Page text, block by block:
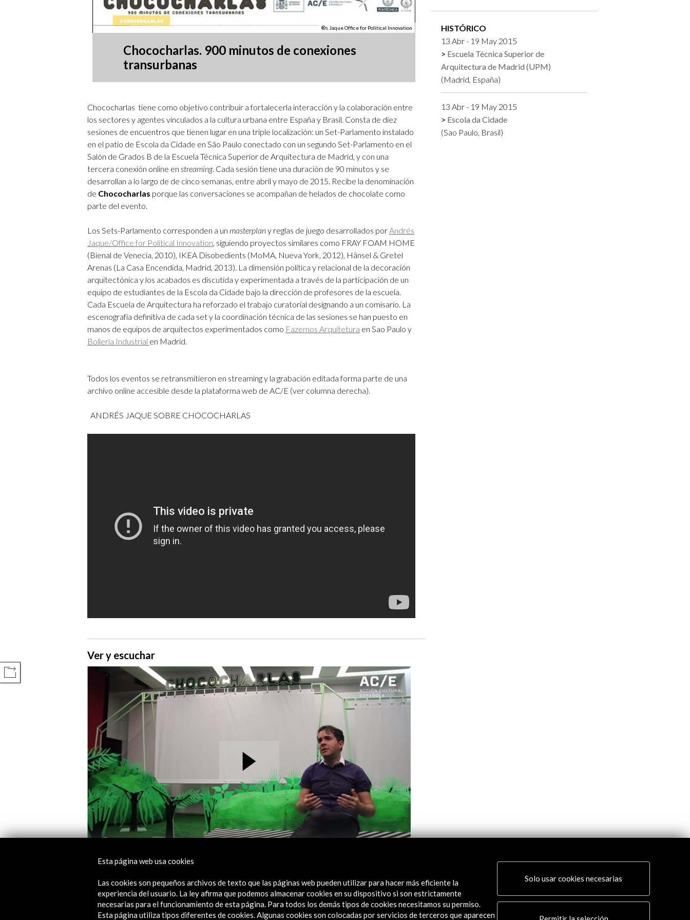
Logos y crédito a AC/E
Contacto
®s Jaque Office for Political Innovation
Chococharlas. 900 minutos de conexiones
transurbanas
Chococharlas tiene como objetivo contribuir a fortalecerla interacción y la colaboración entre
los sectores y agentes vinculados a la cultura urbana entre España y Brasil. Consta de diez
sesiones de encuentros que tienen lugar en una triple localización: un Set-Parlamento instalado
en el patio de Escola da Cidade en São Paulo conectado con un segundo Set-Parlamento en el
Salón de Grados B de la Escuela Técnica Superior de Arquitectura de Madrid, y con una
tercera conexión online en streaming. Cada sesión tiene una duración de 90 minutos y se
desarrollan a lo largo de de cinco semanas, entre abril y mayo de 2015. Recibe la denominación
de Chococharlas porque las conversaciones se acompañan de helados de chocolate como
parte del evento.
Los Sets-Parlamento corresponden a un masterplany reglas de juego desarrollados por Andrés
Jaque/Office for Political Innovation , siguiendo proyectos similares como FRAY FOAM HOME
(Bienal de Venecia, 2010), IKEA Disobedients (MoMA, Nueva York, 2012), Hänsel & Gretel
Arenas (La Casa Encendida, Madrid, 2013). La dimensión política y relacional de la decoración
arquitectónica y los acabados es discutida y experimentada a través de la participación de un
equipo de estudiantes de la Escola da Cidade bajo la dirección de profesores de la escuela.
Cada Escuela de Arquitectura ha reforzado el trabajo curatorial designando a un comisario. La
escenografía definitiva de cada set y la coordinación técnica de las sesiones se han puesto en
manos de equipos de arquitectos experimentados como Fazemos Arquitetura en Sao Paulo y
Bollería Industrial en Madrid.
Todos los eventos se retransmitieron en streaming y la grabación editada forma parte de una
archivo online accesible desde la plataforma web de AC/E (ver columna derecha).
ANDRÉS JAQUE SOBRE CHOCOCHARLAS
Ver y escuchar
HISTÓRICO
13 Abr - 19 May 2015
Escuela Técnica Superior de
Arquitectura de Madrid (UPM)
(Madrid, España)
13 Abr - 19 May 2015
Escola da Cidade
(Sao Paulo, Brasil)
Esta página web usa cookies
Las cookies son pequeños archivos de texto que las páginas web pueden utilizar para hacer más eficiente la
experiencia del usuario. La ley afirma que podemos almacenar cookies en su dispositivo si son estrictamente
necesarias para el funcionamiento de esta página. Para todos los demás tipos de cookies necesitamos su permiso.
Esta página utiliza tipos diferentes de cookies. Algunas cookies son colocadas por servicios de terceros que aparecen
Solo usar cookies necesarias